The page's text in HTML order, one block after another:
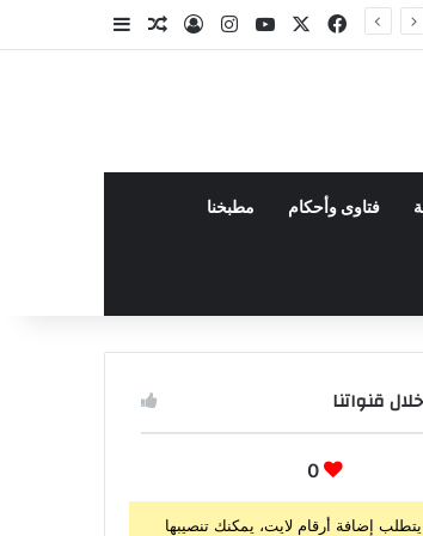
فيسبوك ‫YouTube
انستقرامتسجيل الدخول
مقال عشوائي
إضافة عمود
فتاوى وأحكام مطبخنا
قنواتنا
0
إضافة أرقام لايت، يمكنك تنصيبها